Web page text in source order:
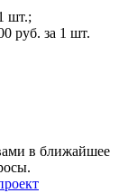
шт.;
руб. за 1 шт.
в ближайшее